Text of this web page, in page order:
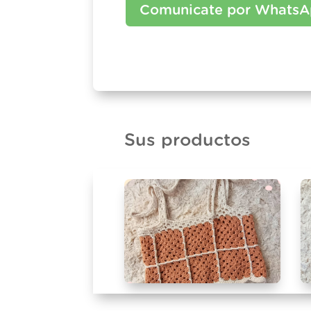
Comunicate por
Sus productos